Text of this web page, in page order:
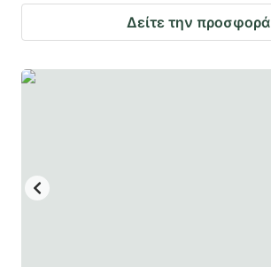
Δείτε την προσφορά